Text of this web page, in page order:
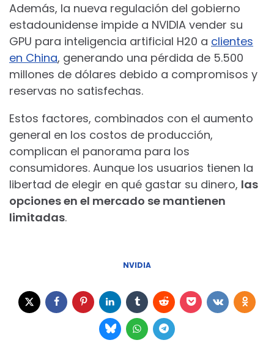
Además, la nueva regulación del gobierno
estadounidense impide a NVIDIA vender su
GPU para inteligencia artificial H20 a clientes
en China, generando una pérdida de 5.500
millones de dólares debido a compromisos y
reservas no satisfechas.
Estos factores, combinados con el aumento
general en los costos de producción,
complican el panorama para los
consumidores. Aunque los usuarios tienen la
libertad de elegir en qué gastar su dinero, las
opciones en el mercado se mantienen
limitadas.
NVIDIA